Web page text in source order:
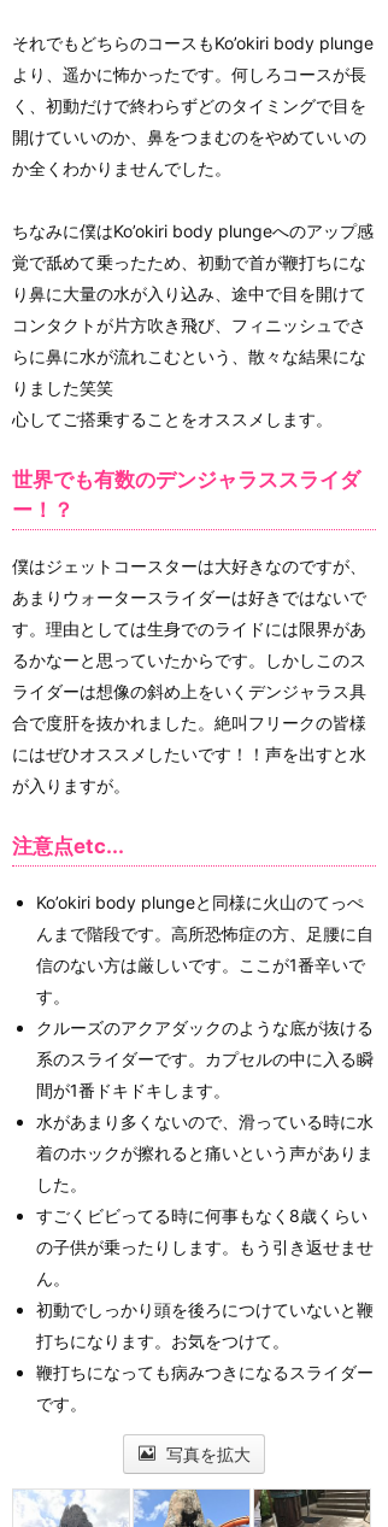
それでもどちらのコースもKo’okiri body plunge
より、遥かに怖かったです。何しろコースが長
く、初動だけで終わらずどのタイミングで目を
開けていいのか、鼻をつまむのをやめていいの
か全くわかりませんでした。
ちなみに僕はKo’okiri body plungeへのアップ感
覚で舐めて乗ったため、初動で首が鞭打ちにな
り鼻に大量の水が入り込み、途中で目を開けて
コンタクトが片方吹き飛び、フィニッシュでさ
らに鼻に水が流れこむという、散々な結果にな
りました笑笑
心してご搭乗することをオススメします。
世界でも有数のデンジャラススライダ
ー！？
僕はジェットコースターは大好きなのですが、
あまりウォータースライダーは好きではないで
す。理由としては生身でのライドには限界があ
るかなーと思っていたからです。しかしこのス
ライダーは想像の斜め上をいくデンジャラス具
合で度肝を抜かれました。絶叫フリークの皆様
にはぜひオススメしたいです！！声を出すと水
が入りますが。
注意点etc...
Ko’okiri body plungeと同様に火山のてっぺ
んまで階段です。高所恐怖症の方、足腰に自
信のない方は厳しいです。ここが1番辛いで
す。
クルーズのアクアダックのような底が抜ける
系のスライダーです。カプセルの中に入る瞬
間が1番ドキドキします。
水があまり多くないので、滑っている時に水
着のホックが擦れると痛いという声がありま
した。
すごくビビってる時に何事もなく8歳くらい
の子供が乗ったりします。もう引き返せませ
ん。
初動でしっかり頭を後ろにつけていないと鞭
打ちになります。お気をつけて。
鞭打ちになっても病みつきになるスライダー
です。
写真を拡大